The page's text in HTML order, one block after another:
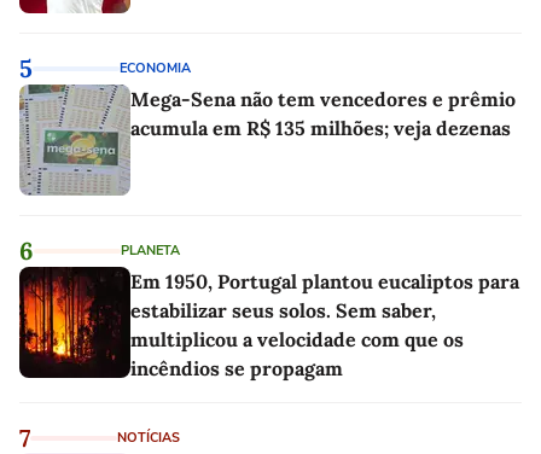
5 ECONOMIA
Mega-Sena não tem vencedores e prêmio
acumula em R$ 135 milhões; veja dezenas
6 PLANETA
Em 1950, Portugal plantou eucaliptos para
estabilizar seus solos. Sem saber,
multiplicou a velocidade com que os
incêndios se propagam
7 NOTÍCIAS